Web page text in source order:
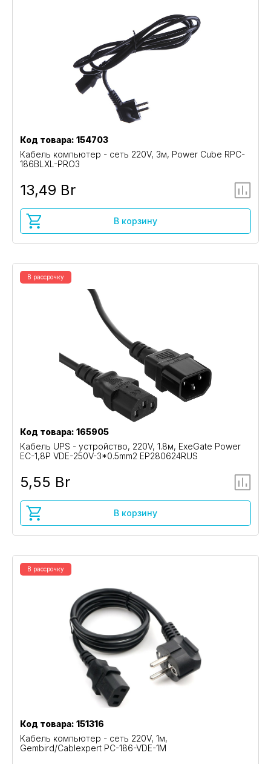
Код товара: 154703
Кабель компьютер - сеть 220V, 3м, Power Cube RPC-
186BLXL-PRO3
13,49 Br
В корзину
В рассрочку
Код товара: 165905
Кабель UPS - устройство, 220V, 1.8м, ExeGate Power
EC-1,8P VDE-250V-3*0.5mm2 EP280624RUS
5,55 Br
В корзину
В рассрочку
Код товара: 151316
Кабель компьютер - сеть 220V, 1м,
Gembird/Cablexpert PC-186-VDE-1M